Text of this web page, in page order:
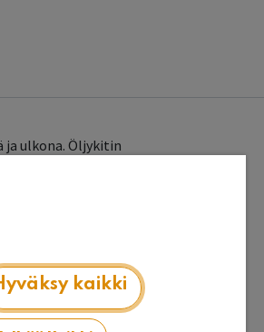
ja ulkona. Öljykitin
kaikki